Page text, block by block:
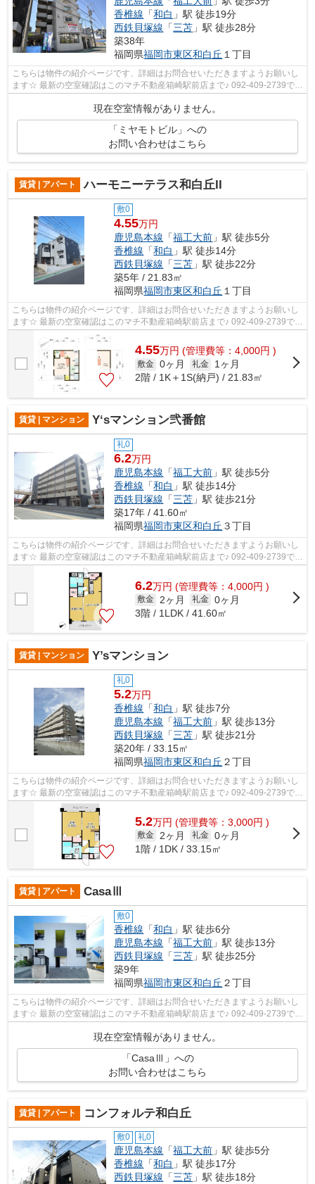
香椎線 「和白 」駅 徒歩19分
西鉄貝塚線 「三苫 」駅 徒歩28分
築38年
福岡県福岡市東区和白丘 １丁目
こちらは物件の紹介ページです、詳細はお問合せいただきますようお願いし
ます☆ 最新の空室確認はこのマチ不動産箱崎駅前店まで♪ 092-409-2739で
現在空室情報がありません。
「ミヤモトビル」への
お問い合わせはこちら
賃貸 | アパート ハーモニーテラス和白丘II
敷0
4.55万円
鹿児島本線 「福工大前 」駅 徒歩5分
香椎線 「和白 」駅 徒歩14分
西鉄貝塚線 「三苫 」駅 徒歩22分
築5年 / 21.83㎡
福岡県福岡市東区和白丘 １丁目
こちらは物件の紹介ページです、詳細はお問合せいただきますようお願いし
ます☆ 最新の空室確認はこのマチ不動産箱崎駅前店まで♪ 092-409-2739で
す！迅速に対応致します！！！！！♪
4.55万円 (管理費等：4,000円 )
敷金 0ヶ月 礼金
1ヶ月
2階 / 1K＋1S(納戸) / 21.83㎡
賃貸 | マンション Y‘sマンション弐番館
礼0
6.2万円
鹿児島本線 「福工大前 」駅 徒歩5分
香椎線 「和白 」駅 徒歩14分
西鉄貝塚線 「三苫 」駅 徒歩21分
築17年 / 41.60㎡
福岡県福岡市東区和白丘 ３丁目
こちらは物件の紹介ページです、詳細はお問合せいただきますようお願いし
ます☆ 最新の空室確認はこのマチ不動産箱崎駅前店まで♪ 092-409-2739で
す！迅速に対応致します！！！！！♪
6.2万円 (管理費等：4,000円 )
敷金 2ヶ月 礼金 0ヶ月
3階 / 1LDK / 41.60㎡
賃貸 | マンション Y’sマンション
礼0
5.2万円
香椎線 「和白 」駅 徒歩7分
鹿児島本線 「福工大前 」駅 徒歩13分
西鉄貝塚線 「三苫 」駅 徒歩21分
築20年 / 33.15㎡
福岡県福岡市東区和白丘 ２丁目
こちらは物件の紹介ページです、詳細はお問合せいただきますようお願いし
ます☆ 最新の空室確認はこのマチ不動産箱崎駅前店まで♪ 092-409-2739で
す！迅速に対応致します！！！！！♪
5.2万円 (管理費等：3,000円 )
敷金 2ヶ月 礼金 0ヶ月
1階 / 1DK / 33.15㎡
賃貸 | アパート CasaⅢ
敷0
香椎線 「和白 」駅 徒歩6分
鹿児島本線 「福工大前 」駅 徒歩13分
西鉄貝塚線 「三苫 」駅 徒歩25分
築9年
福岡県福岡市東区和白丘 ２丁目
こちらは物件の紹介ページです、詳細はお問合せいただきますようお願いし
ます☆ 最新の空室確認はこのマチ不動産箱崎駅前店まで♪ 092-409-2739で
す！迅速に対応致します！！！！！♪
現在空室情報がありません。
「CasaⅢ」への
お問い合わせはこちら
賃貸 | アパート コンフォルテ和白丘
敷0 礼0
鹿児島本線 「福工大前 」駅 徒歩5分
香椎線 「和白 」駅 徒歩17分
西鉄貝塚線 「三苫 」駅 徒歩18分